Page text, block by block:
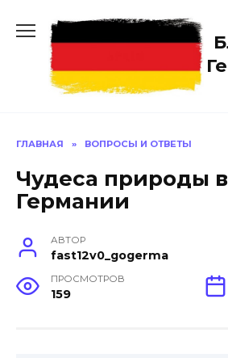
содержанию
ГЛАВНАЯ » ВОПРОСЫ И ОТВЕТЫ
Чудеса природы в
Германии
АВТОР
fast12v0_gogerma
ПРОСМОТРОВ
159